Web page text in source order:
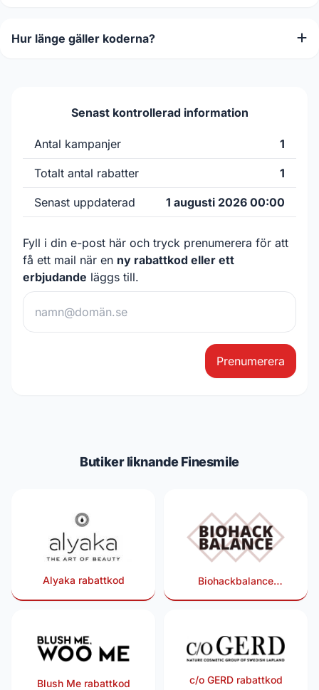
Hur länge gäller koderna?
Senast kontrollerad information
Antal kampanjer 1
Totalt antal rabatter 1
Senast uppdaterad 1 augusti 2026 00:00
Fyll i din e-post här och tryck prenumerera för att
få ett mail när en ny rabattkod eller ett
erbjudande läggs till.
Prenumerera
Butiker liknande Finesmile
Alyaka rabattkod
Biohackbalance
Blush Me rabattkod c/o GERD rabattkod